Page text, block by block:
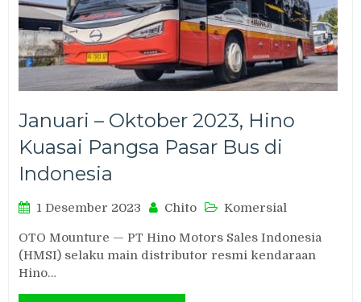
Januari – Oktober 2023, Hino
Kuasai Pangsa Pasar Bus di
Indonesia
1 Desember 2023 Chito Komersial
OTO Mounture — PT Hino Motors Sales Indonesia
(HMSI) selaku main distributor resmi kendaraan
Hino…